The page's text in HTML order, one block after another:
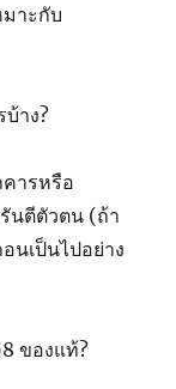
าะกับ
าง?
ารหรือ
นตีตัวตน (ถ้า
นเป็นไปอย่าง
ของแท้?